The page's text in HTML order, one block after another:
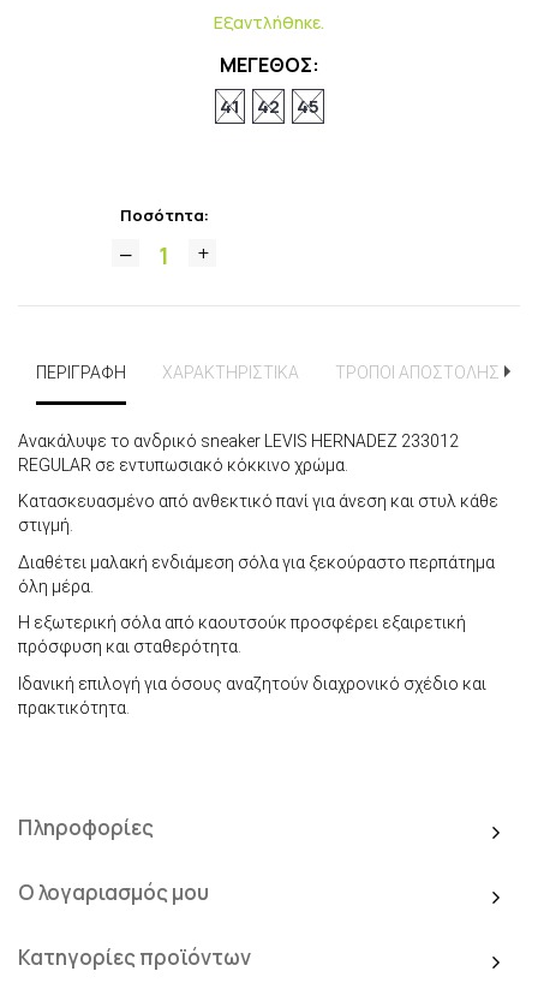
Εξαντλήθηκε.
ΜΕΓΕΘΟΣ:
41 42 45
Ποσότητα:
ΠΕΡΙΓΡΑΦΗ ΧΑΡΑΚΤΗΡΙΣΤΙΚΑ ΤΡΟΠΟΙ ΑΠΟΣΤΟΛΗΣ
Ανακάλυψε το ανδρικό sneaker LEVIS HERNADEZ 233012
REGULAR σε εντυπωσιακό κόκκινο χρώμα.
Κατασκευασμένο από ανθεκτικό πανί για άνεση και στυλ κάθε
στιγμή.
Διαθέτει μαλακή ενδιάμεση σόλα για ξεκούραστο περπάτημα
όλη μέρα.
Η εξωτερική σόλα από καουτσούκ προσφέρει εξαιρετική
πρόσφυση και σταθερότητα.
Ιδανική επιλογή για όσους αναζητούν διαχρονικό σχέδιο και
πρακτικότητα.
Πληροφορίες
Ο λογαριασμός μου
Κατηγορίες προϊόντων